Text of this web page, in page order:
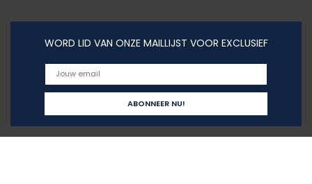
WORD LID VAN ONZE MAILLIJST VOOR EXCLUSIEF